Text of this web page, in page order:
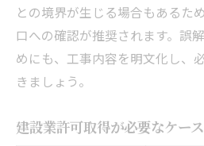
との境界が生じる場合もあるた
口への確認が推奨されます。誤
めにも、工事内容を明文化し、
きましょう。
建設業許可取得が必要なケー